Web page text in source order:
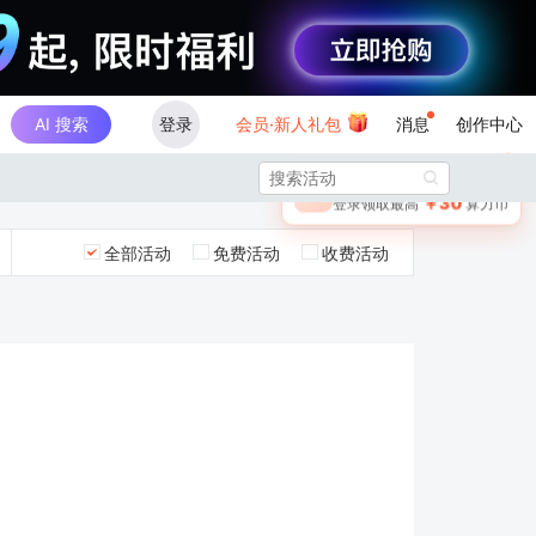
AI 搜索 登录 会员·新人礼包 消息 创作中心
🎁 未登录
登录领取最高￥30算力币

全部活动 免费活动 收费活动